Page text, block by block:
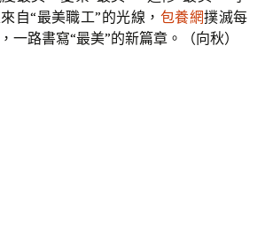
自“最美職工”的光線， 包養網撲滅每
一路書寫“最美”的新篇章。（向秋）